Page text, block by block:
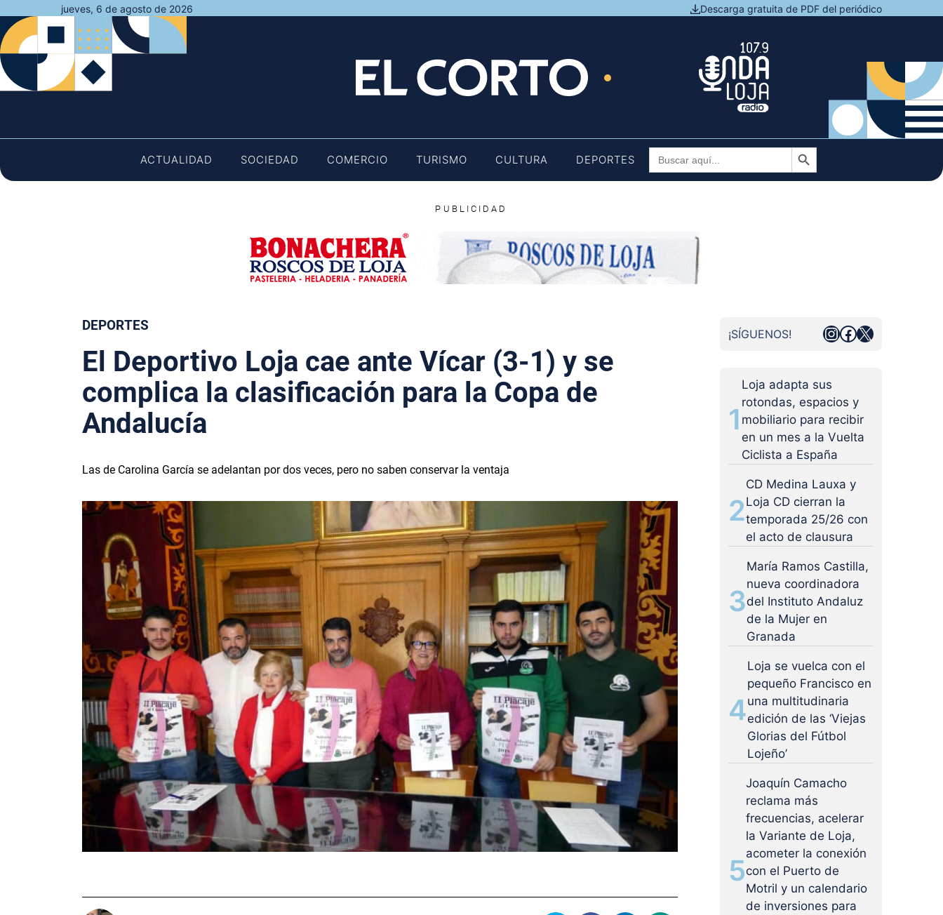
al
contenido
jueves, 6 de agosto de 2026 Descarga gratuita de PDF del periódico
ACTUALIDAD SOCIEDAD COMERCIO TURISMO CULTURA DEPORTES
Buscar: Botón de búsqueda
PUBLICIDAD
DEPORTES
El Deportivo Loja cae ante Vícar (3-1) y se
complica la clasificación para la Copa de
Andalucía
Las de Carolina García se adelantan por dos veces, pero no saben conservar la ventaja
¡SÍGUENOS! Instagram
Facebook
X
1
Loja adapta sus
rotondas, espacios y
mobiliario para recibir
en un mes a la Vuelta
Ciclista a España
2
CD Medina Lauxa y
Loja CD cierran la
temporada 25/26 con
el acto de clausura
3
María Ramos Castilla,
nueva coordinadora
del Instituto Andaluz
de la Mujer en
Granada
4
Loja se vuelca con el
pequeño Francisco en
una multitudinaria
edición de las ‘Viejas
Glorias del Fútbol
Lojeño’
5
Joaquín Camacho
reclama más
frecuencias, acelerar
la Variante de Loja,
acometer la conexión
con el Puerto de
Motril y un calendario
de inversiones para